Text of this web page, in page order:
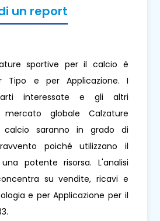
un report
sportive per il calcio è
Tipo e per Applicazione. I
interessate e gli altri
globale Calzature
saranno in grado di
poiché utilizzano il
potente risorsa. L'analisi
su vendite, ricavi e
e per Applicazione per il